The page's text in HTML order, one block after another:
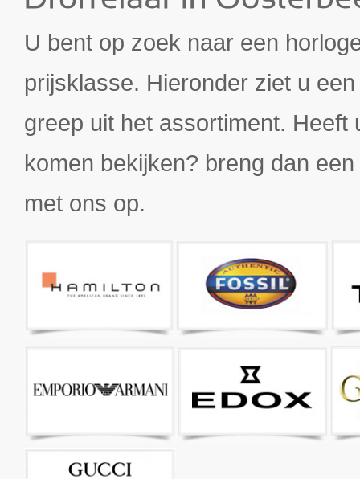
U bent op zoek naar een
prijsklasse. Hieronder ziet u
greep uit het assortiment.
komen bekijken? breng dan
met ons op.